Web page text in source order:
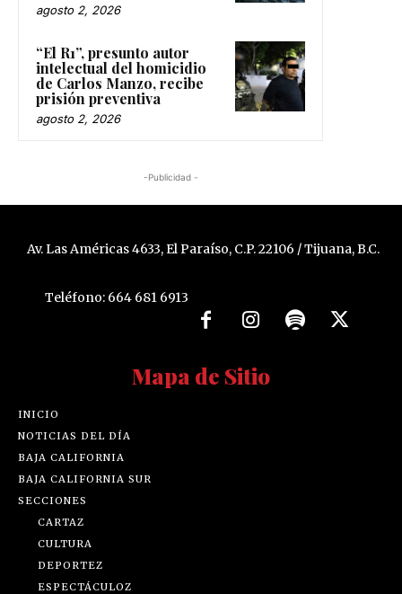
agosto 2, 2026
“El R1”, presunto autor
intelectual del homicidio
de Carlos Manzo, recibe
prisión preventiva
agosto 2, 2026
-Publicidad -
Av. Las Américas 4633, El Paraíso, C.P. 22106 / Tijuana, B.C.
Teléfono: 664 681 6913
Mapa de Sitio
INICIO
NOTICIAS DEL DÍA
BAJA CALIFORNIA
BAJA CALIFORNIA SUR
SECCIONES
CARTAZ
CULTURA
DEPORTEZ
ESPECTÁCULOZ